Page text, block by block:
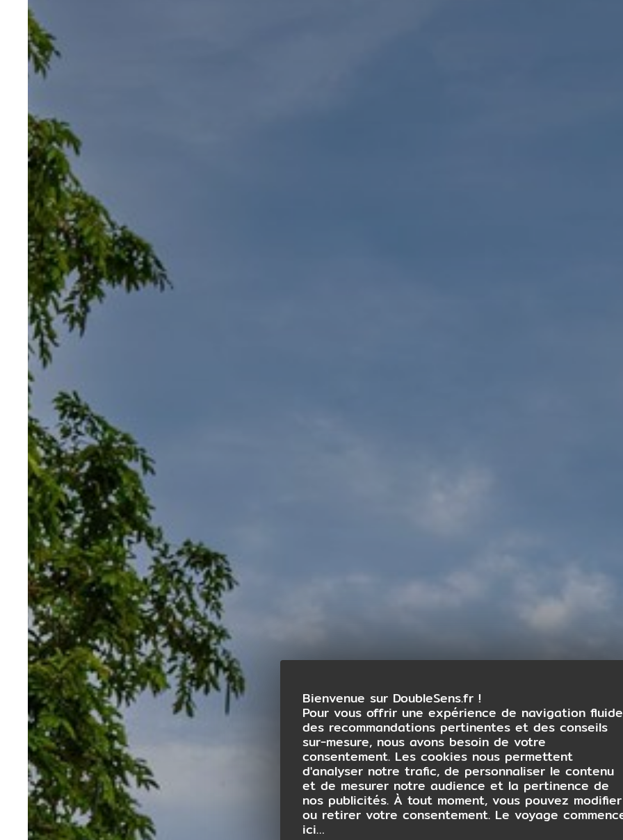
Bienvenue sur DoubleSens.fr !
Pour vous offrir une expérience de navigation
des recommandations pertinentes et des conseils
sur-mesure, nous avons besoin de votre
consentement. Les cookies nous permettent
d'analyser notre trafic, de personnaliser le contenu
et de mesurer notre audience et la pertinence de
nos publicités. À tout moment, vous pouvez modifier
ou retirer votre consentement. Le voyage
ici…